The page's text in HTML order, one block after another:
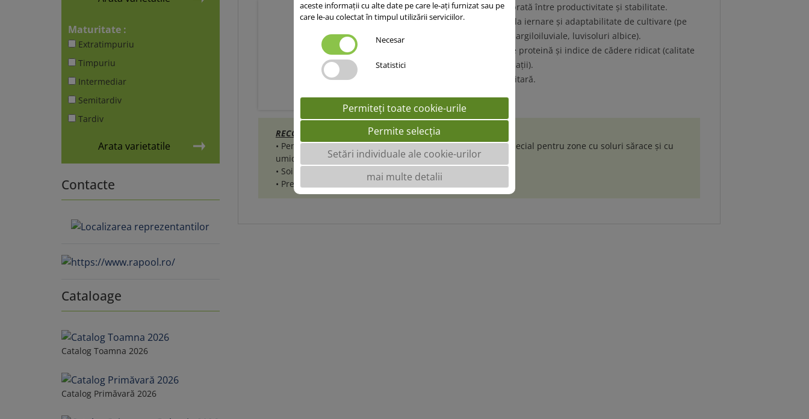
Maturitate :
Extratimpuriu
Timpuriu
Intermediar
Semitardiv
Tardiv
Arata varietatile
Contacte
Cataloage
Catalog Toamna 2026
Catalog Primăvară 2026
• Combinație echilibrată între productivitate și stabilitate.
• Toleranță ridicată la iernare și adaptabilitate de cultivare (pe
soluri brune luvice, argiloiluviale, luvisoluri albice).
• Conținut ridicat de proteină și indice de cădere ridicat (calitate
bună pentru panificații).
• Stare bună fitosanitară.
Grau spelta
RECOMANDARI TEHNICE:
• Pentru toate zonele de cultivare a cerealelor păioase în special pentru zone cu soluri sărace și cu
umiditate mai ridicată.
• Soi rustic cu o rezistență bună la principalele boli.
• Pretabil pentru agricultura ecologică.
aceste informații cu alte date pe care le-ați furnizat sau pe
care le-au colectat în timpul utilizării serviciilor.
Necesar
Statistici
Permiteți toate cookie-urile
Permite selecția
Setări individuale ale cookie-urilor
mai multe detalii